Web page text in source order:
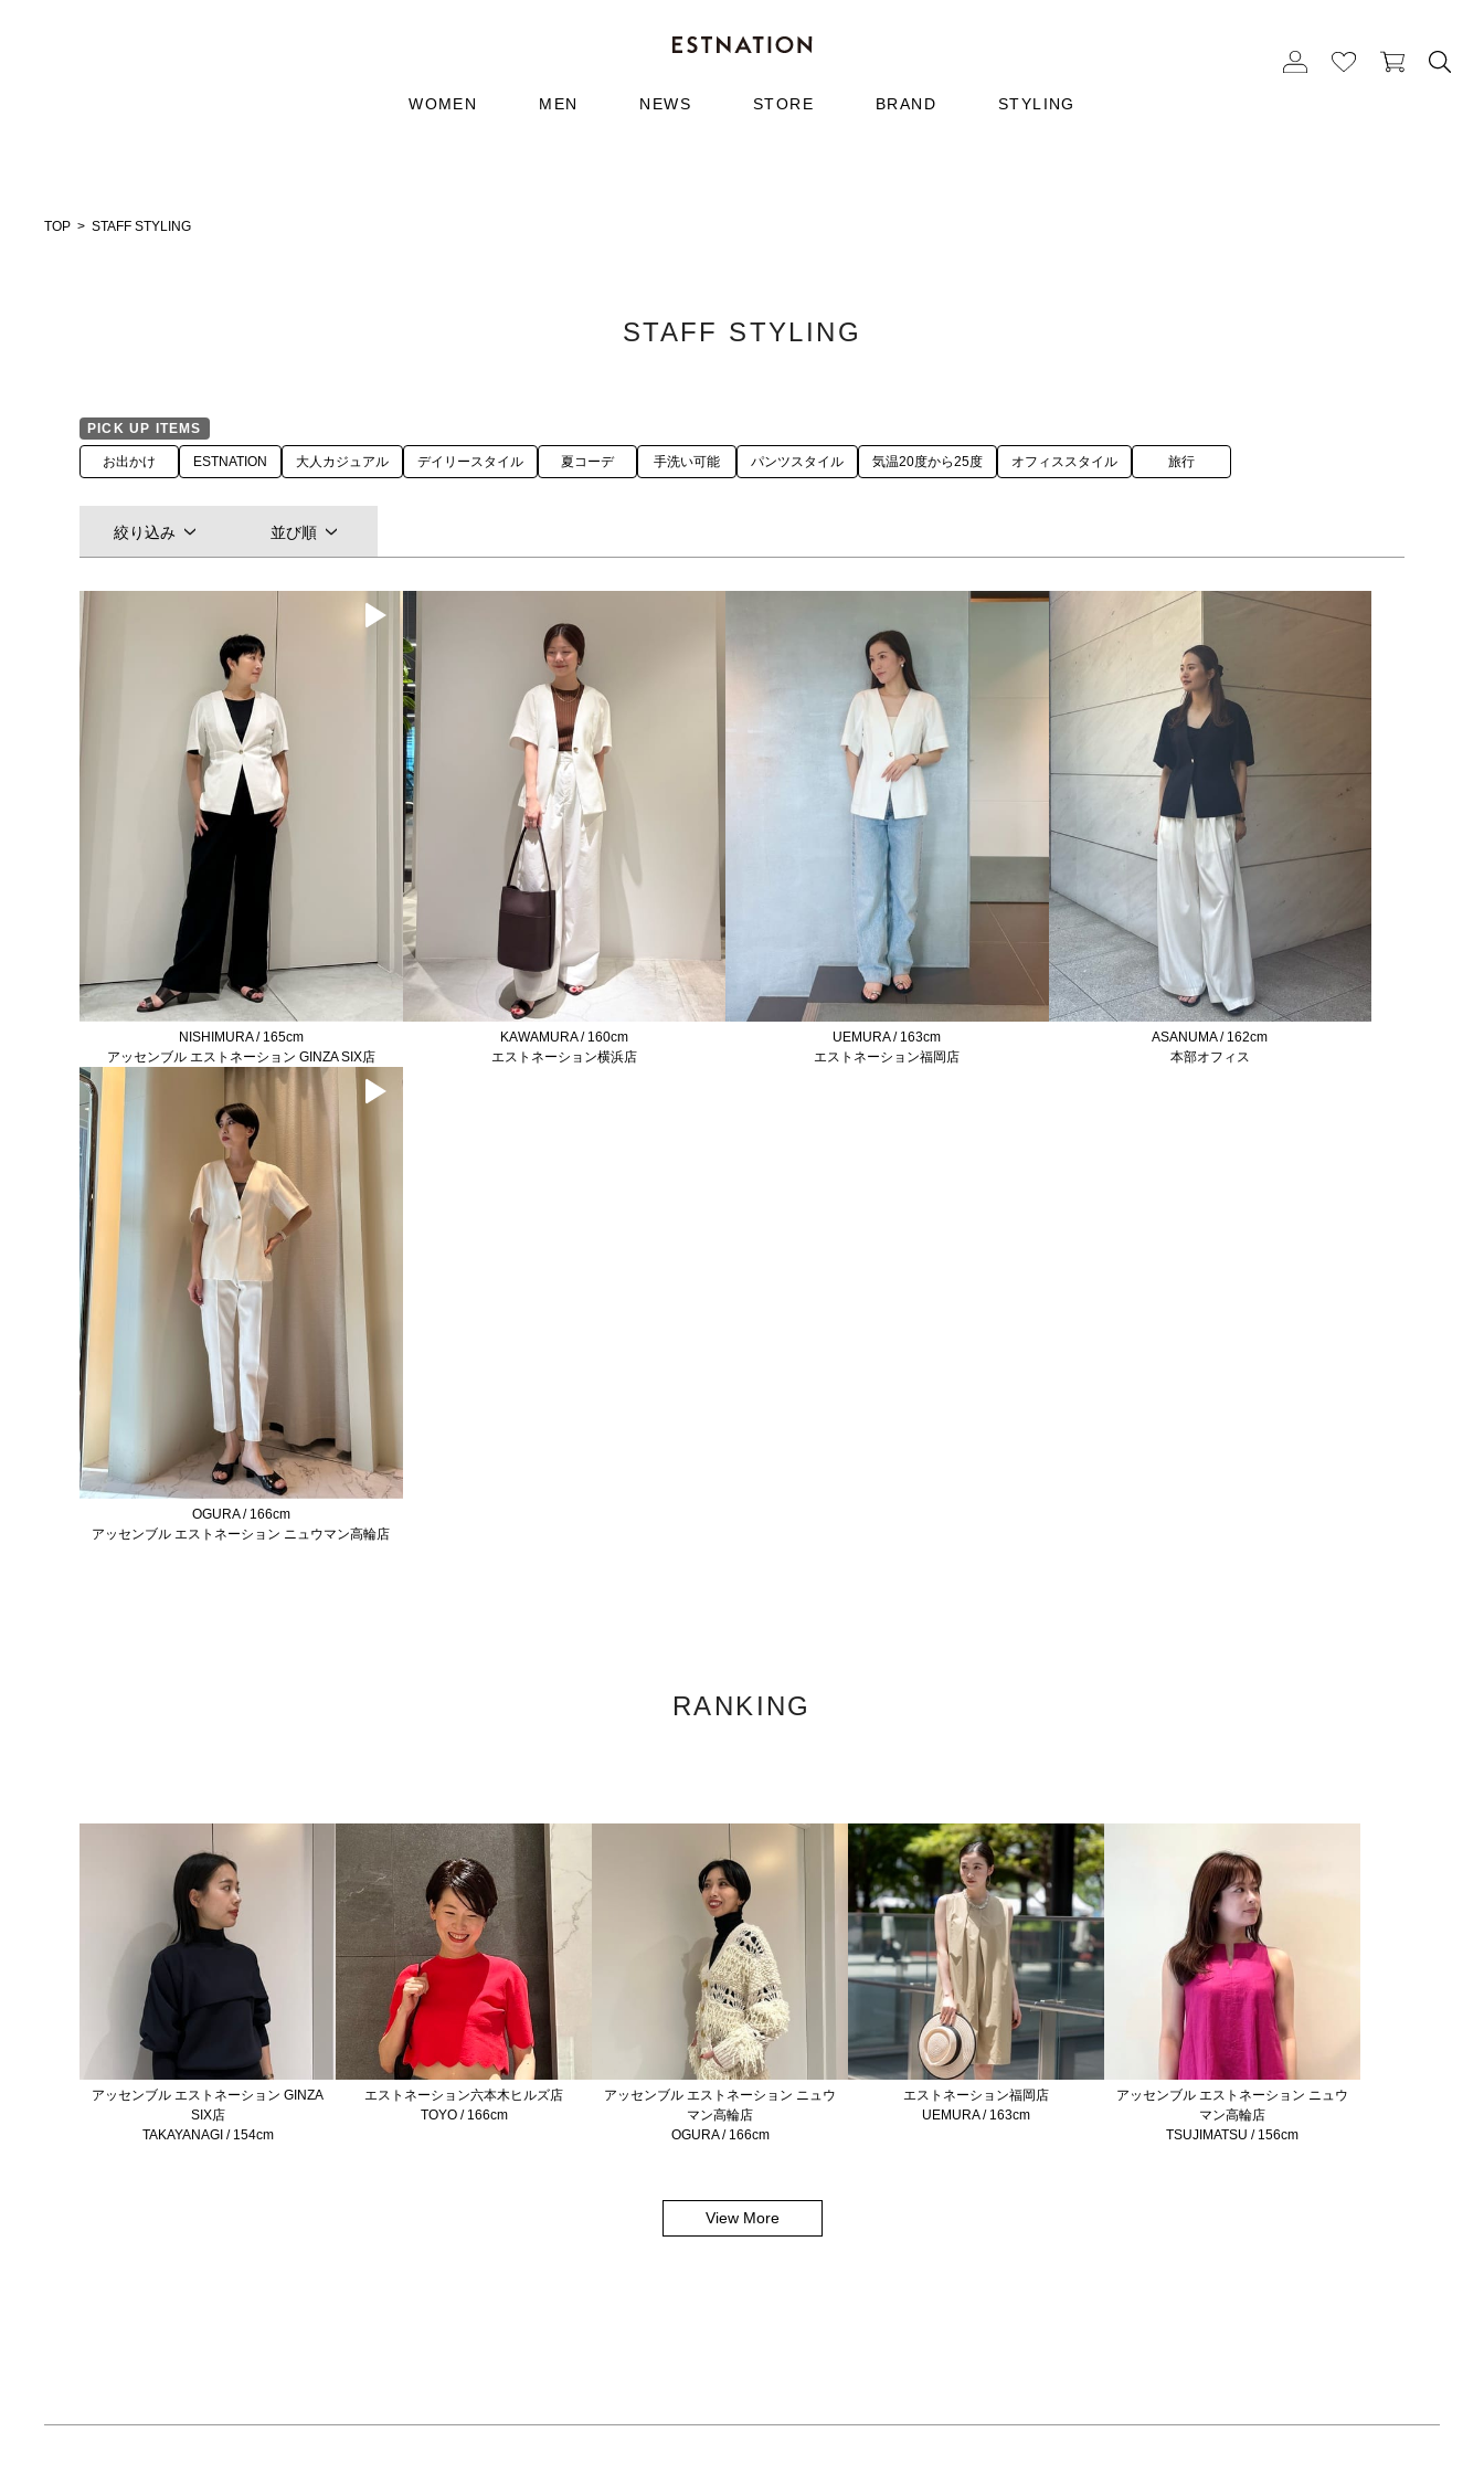
WOMEN MEN NEWS STORE BRAND STYLING
TOP STAFF STYLING
STAFF STYLING
PICK UP ITEMS
お出かけ ESTNATION 大人カジュアル デイリースタイル 夏コーデ 手洗い可能 パンツスタイル 気温20度から25度 オフィススタイル 旅行
絞り込み 並び順
NISHIMURA / 165cm
アッセンブル エストネーション GINZA SIX店
KAWAMURA / 160cm
エストネーション横浜店
UEMURA / 163cm
エストネーション福岡店
ASANUMA / 162cm
本部オフィス
OGURA / 166cm
アッセンブル エストネーション ニュウマン高輪店
RANKING
アッセンブル エストネーション GINZA
SIX店
TAKAYANAGI / 154cm
エストネーション六本木ヒルズ店
TOYO / 166cm
アッセンブル エストネーション ニュウ
マン高輪店
OGURA / 166cm
エストネーション福岡店
UEMURA / 163cm
アッセンブル エストネーション ニュウ
マン高輪店
TSUJIMATSU / 156cm
View More